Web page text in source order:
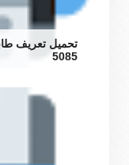
5085